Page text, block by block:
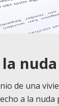
la
de una
a la